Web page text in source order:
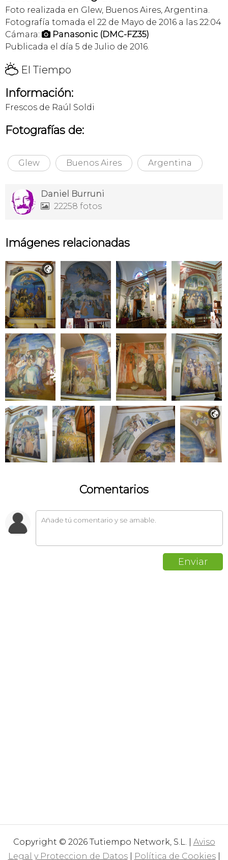
Foto realizada en Glew, Buenos Aires, Argentina.
Fotografía tomada el 22 de Mayo de 2016 a las 22:04
Cámara:  Panasonic (DMC-FZ35)
Publicada el día 5 de Julio de 2016.
H El Tiempo
Información:
Frescos de Raúl Soldi
Fotografías de:
Glew Buenos Aires Argentina
Daniel Burruni
 22258 fotos
Imágenes relacionadas


Comentarios
Copyright © 2026 Tutiempo Network, S.L. | Aviso
Legal y Proteccion de Datos| Política de Cookies|